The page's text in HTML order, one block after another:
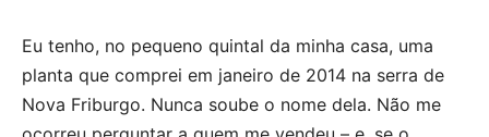
Eu tenho, no pequeno quintal da minha casa, uma
planta que comprei em janeiro de 2014 na serra de
Nova Friburgo. Nunca soube o nome dela. Não me